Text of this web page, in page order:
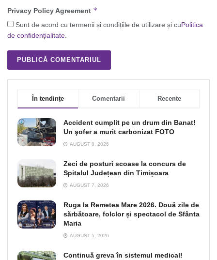
Privacy Policy Agreement *
Sunt de acord cu termenii și condițiile de utilizare și cuPolitica
de confidențialitate.
În tendințe Comentarii Recente
Accident cumplit pe un drum din Banat!
Un şofer a murit carbonizat FOTO
AUGUST 8, 2026
Zeci de posturi scoase la concurs de
Spitalul Județean din Timișoara
AUGUST 7, 2026
Ruga la Remetea Mare 2026. Două zile de
sărbătoare, folclor și spectacol de Sfânta
Maria
AUGUST 5, 2026
Continuă greva în sistemul medical!